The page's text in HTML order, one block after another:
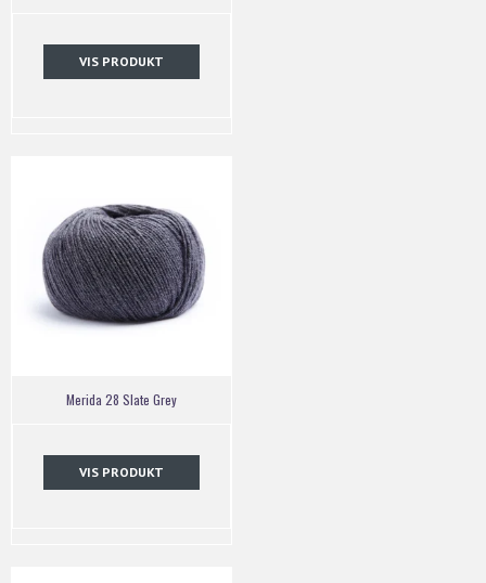
VIS PRODUKT
Merida 28 Slate Grey
VIS PRODUKT